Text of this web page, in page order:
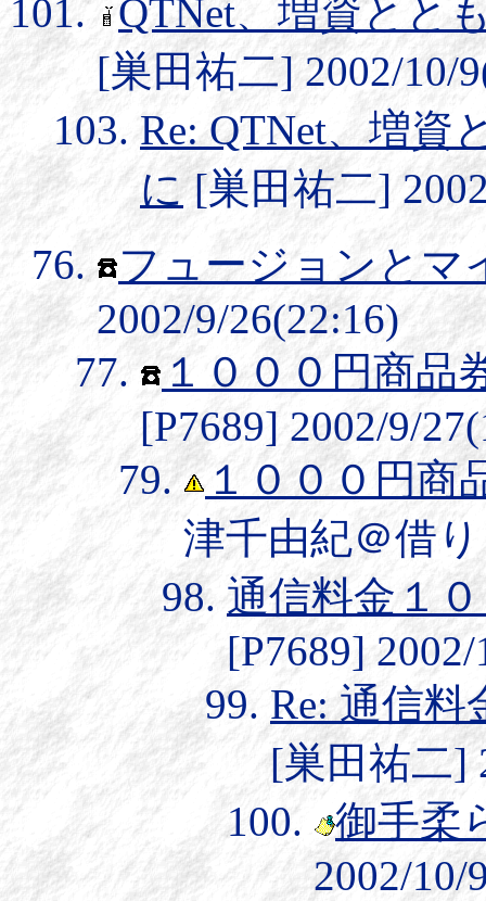
QTNet、増資とと
[巣田祐二] 2002/10/
Re: QTNet、増資
に[巣田祐二]
フュージョンとマ
2002/9/26(22:16)
１０００円商品
[P7689] 2002/9/
１０００円商
津千由紀＠借
通信料金１
[P7689]
Re: 通信
[巣田祐二]
御手柔
2002/10/